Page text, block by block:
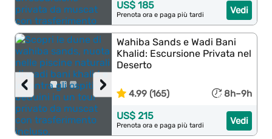
Vedi
US$ 185
Prenota ora e paga più tardi
›
‹
Wahiba Sands e Wadi Bani
Khalid: Escursione Privata nel
Deserto
4.99 (165) 8h–9h
Vedi
US$ 215
Prenota ora e paga più tardi